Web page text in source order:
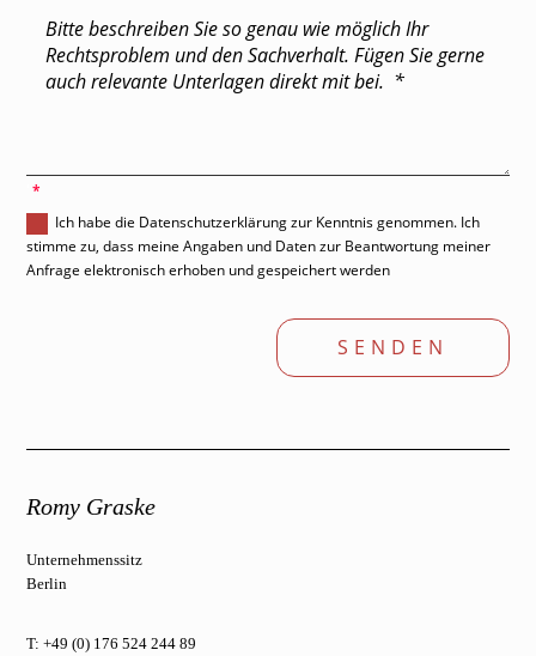
Ich habe die Datenschutzerklärung zur Kenntnis genommen. Ich
stimme zu, dass meine Angaben und Daten zur Beantwortung meiner
Anfrage elektronisch erhoben und gespeichert werden
SENDEN
Romy Graske
Unternehmenssitz
Berlin
T: +49 (0) 176 524 244 89